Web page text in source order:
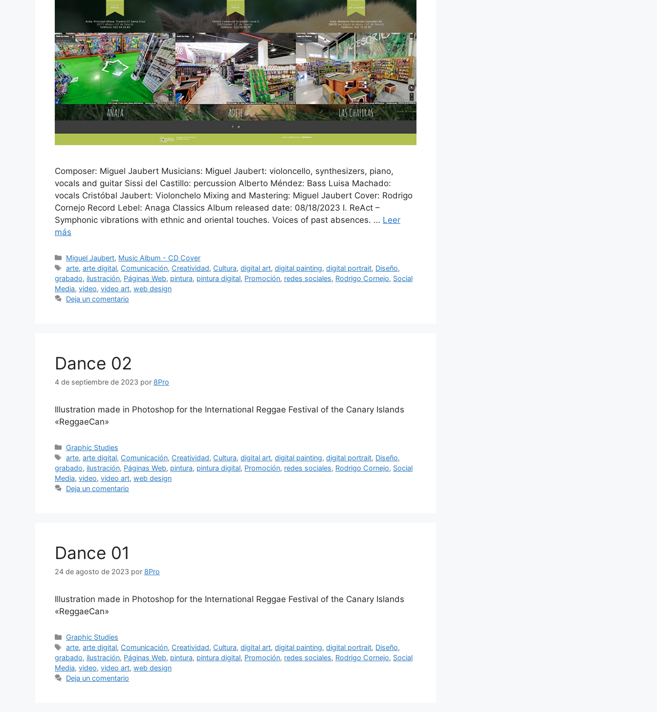
Composer: Miguel Jaubert Musicians: Miguel Jaubert: violoncello, synthesizers, piano,
vocals and guitar Sissi del Castillo: percussion Alberto Méndez: Bass Luisa Machado:
vocals Cristóbal Jaubert: Violonchelo Mixing and Mastering: Miguel Jaubert Cover: Rodrigo
Cornejo Record Lebel: Anaga Classics Album released date: 08/18/2023 I. ReAct –
Symphonic vibrations with ethnic and oriental touches. Voices of past absences. … Leer
más
Miguel Jaubert, Music Album - CD Cover
arte,arte digital, Comunicación, Creatividad, Cultura,digital art,digital painting,digital portrait, Diseño,
grabado, ilustración, Páginas Web, pintura, pintura digital, Promoción, redes sociales, Rodrigo Cornejo, Social
Media, video, video art, web design
Deja un comentario
Dance 02
4 de septiembre de 2023 por 8Pro
Illustration made in Photoshop for the International Reggae Festival of the Canary Islands
«ReggaeCan»
Graphic Studies
arte,arte digital, Comunicación, Creatividad, Cultura,digital art,digital painting,digital portrait, Diseño,
grabado, ilustración, Páginas Web, pintura, pintura digital, Promoción, redes sociales, Rodrigo Cornejo, Social
Media, video, video art, web design
Deja un comentario
Dance 01
24 de agosto de 2023 por 8Pro
Illustration made in Photoshop for the International Reggae Festival of the Canary Islands
«ReggaeCan»
Graphic Studies
arte,arte digital, Comunicación, Creatividad, Cultura,digital art,digital painting,digital portrait, Diseño,
grabado, ilustración, Páginas Web, pintura, pintura digital, Promoción, redes sociales, Rodrigo Cornejo, Social
Media, video, video art, web design
Deja un comentario